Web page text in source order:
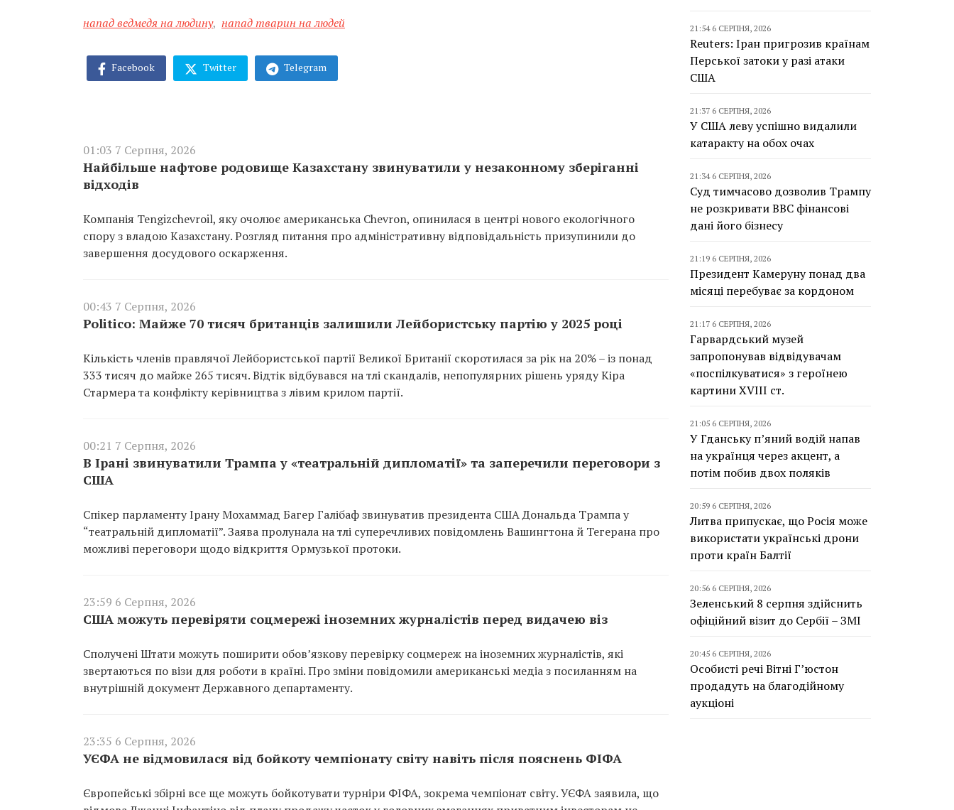
напад ведмедя на людину, напад тварин на людей
Facebook Twitter Telegram
01:03 7 Серпня, 2026
Найбільше нафтове родовище Казахстану звинуватили у незаконному зберіганні
відходів
Компанія Tengizchevroil, яку очолює американська Chevron, опинилася в центрі нового екологічного
спору з владою Казахстану. Розгляд питання про адміністративну відповідальність призупинили до
завершення досудового оскарження.
00:43 7 Серпня, 2026
Politico: Майже 70 тисяч британців залишили Лейбористську партію у 2025 році
Кількість членів правлячої Лейбористської партії Великої Британії скоротилася за рік на 20% – із понад
333 тисяч до майже 265 тисяч. Відтік відбувався на тлі скандалів, непопулярних рішень уряду Кіра
Стармера та конфлікту керівництва з лівим крилом партії.
00:21 7 Серпня, 2026
В Ірані звинуватили Трампа у «театральній дипломатії» та заперечили переговори з
США
Спікер парламенту Ірану Мохаммад Багер Галібаф звинуватив президента США Дональда Трампа у
“театральній дипломатії”. Заява пролунала на тлі суперечливих повідомлень Вашингтона й Тегерана про
можливі переговори щодо відкриття Ормузької протоки.
23:59 6 Серпня, 2026
США можуть перевіряти соцмережі іноземних журналістів перед видачею віз
Сполучені Штати можуть поширити обов’язкову перевірку соцмереж на іноземних журналістів, які
звертаються по візи для роботи в країні. Про зміни повідомили американські медіа з посиланням на
внутрішній документ Державного департаменту.
23:35 6 Серпня, 2026
УЄФА не відмовилася від бойкоту чемпіонату світу навіть після пояснень ФІФА
Європейські збірні все ще можуть бойкотувати турніри ФІФА, зокрема чемпіонат світу. УЄФА заявила, що
21:54 6 СЕРПНЯ, 2026
Reuters: Іран пригрозив країнам
Перської затоки у разі атаки
США
21:37 6 СЕРПНЯ, 2026
У США леву успішно видалили
катаракту на обох очах
21:34 6 СЕРПНЯ, 2026
Суд тимчасово дозволив Трампу
не розкривати BBC фінансові
дані його бізнесу
21:19 6 СЕРПНЯ, 2026
Президент Камеруну понад два
місяці перебуває за кордоном
21:17 6 СЕРПНЯ, 2026
Гарвардський музей
запропонував відвідувачам
«поспілкуватися» з героїнею
картини XVIII ст.
21:05 6 СЕРПНЯ, 2026
У Гданську п’яний водій напав
на українця через акцент, а
потім побив двох поляків
20:59 6 СЕРПНЯ, 2026
Литва припускає, що Росія може
використати українські дрони
проти країн Балтії
20:56 6 СЕРПНЯ, 2026
Зеленський 8 серпня здійснить
офіційний візит до Сербії – ЗМІ
20:45 6 СЕРПНЯ, 2026
Особисті речі Вітні Г’юстон
продадуть на благодійному
аукціоні